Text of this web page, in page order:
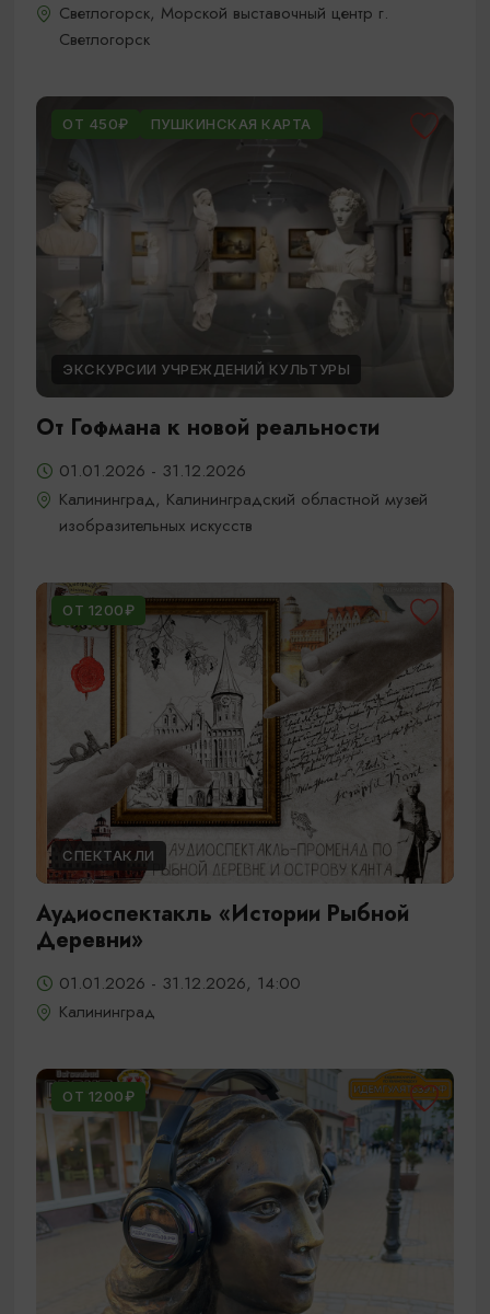
Светлогорск, Морской выставочный центр г.
Светлогорск
ОТ 450₽ ПУШКИНСКАЯ КАРТА
ЭКСКУРСИИ УЧРЕЖДЕНИЙ КУЛЬТУРЫ
От Гофмана к новой реальности
01.01.2026 - 31.12.2026
Калининград, Калининградский областной музей
изобразительных искусств
ОТ 1200₽
СПЕКТАКЛИ
Аудиоспектакль «Истории Рыбной
Деревни»
01.01.2026 - 31.12.2026, 14:00
Калининград
ОТ 1200₽